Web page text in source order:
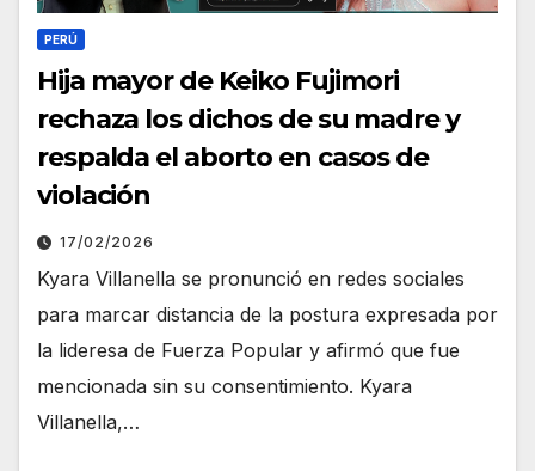
PERÚ
Hija mayor de Keiko Fujimori
rechaza los dichos de su madre y
respalda el aborto en casos de
violación
17/02/2026
Kyara Villanella se pronunció en redes sociales
para marcar distancia de la postura expresada por
la lideresa de Fuerza Popular y afirmó que fue
mencionada sin su consentimiento. Kyara
Villanella,…